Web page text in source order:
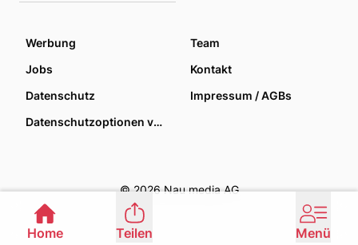
Werbung
Team
Jobs
Kontakt
Datenschutz
Impressum / AGBs
Datenschutzoptionen verwalten
© 2026 Nau media AG
Home Teilen Menü